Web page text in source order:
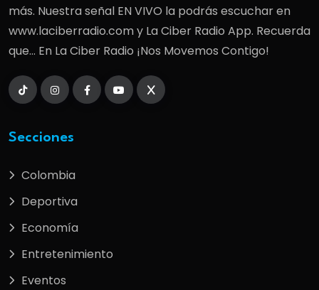
más. Nuestra señal EN VIVO la podrás escuchar en
www.laciberradio.com y La Ciber Radio App. Recuerda
que... En La Ciber Radio ¡Nos Movemos Contigo!
Secciones
Colombia
Deportiva
Economía
Entretenimiento
Eventos